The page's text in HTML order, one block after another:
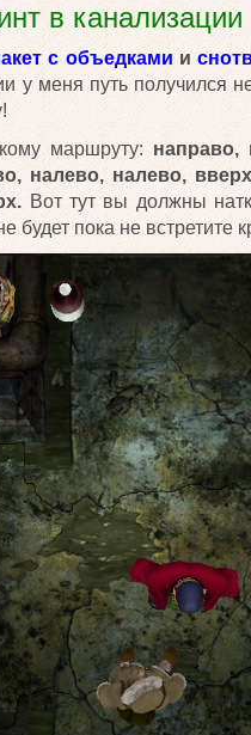
в канализации
с объедками и
у меня путь получился
маршруту: направо,
налево, налево,
Вот тут вы должны
будет пока не встретите